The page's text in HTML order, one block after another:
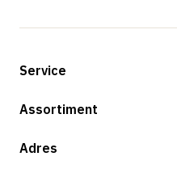
Service
Betalingsmogelijkheden
Retouren & service
Assortiment
Shop
Adres